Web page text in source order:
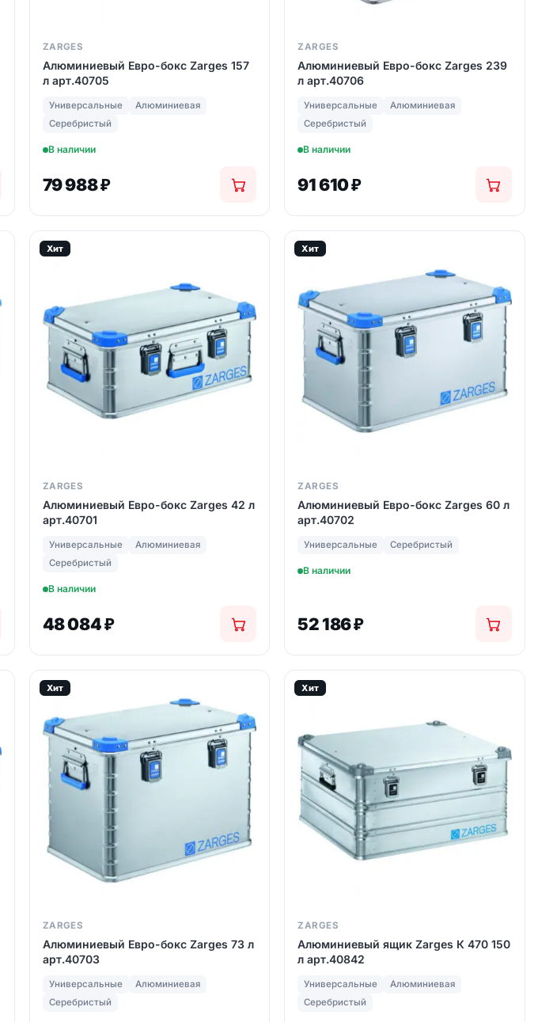
ZARGES
Алюминиевый Евро-бокс Zarges 157
л арт.40705
Универсальные
Алюминиевая
Серебристый
В наличии
79 988₽
ZARGES
Алюминиевый Евро-бокс Zarges 239
л арт.40706
Универсальные
Алюминиевая
Серебристый
В наличии
91 610₽
Хит
ZARGES
Алюминиевый Евро-бокс Zarges 42 л
арт.40701
Универсальные
Алюминиевая
Серебристый
В наличии
48 084₽
Хит
ZARGES
Алюминиевый Евро-бокс Zarges 60 л
арт.40702
Универсальные Серебристый
В наличии
52 186₽
Хит
ZARGES
Алюминиевый Евро-бокс Zarges 73 л
арт.40703
Универсальные
Алюминиевая
Серебристый
Хит
ZARGES
Алюминиевый ящик Zarges К 470 150
л арт.40842
Универсальные
Алюминиевая
Серебристый